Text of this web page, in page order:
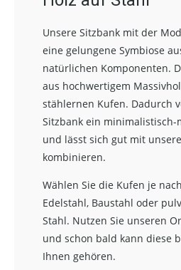
Unsere Sitzbank mit der
eine gelungene Symbiose
natürlichen Komponenten.
aus hochwertigem
stählernen Kufen. Dadurch
Sitzbank ein minimalistisch-
und lässt sich gut mit
kombinieren.
Wählen Sie die Kufen je
Edelstahl, Baustahl oder
Stahl. Nutzen Sie unseren
und schon bald kann diese
Ihnen gehören.